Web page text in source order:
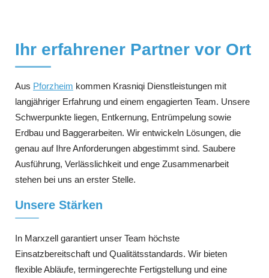
Ihr erfahrener Partner vor Ort
Aus Pforzheim kommen Krasniqi Dienstleistungen mit
langjähriger Erfahrung und einem engagierten Team. Unsere
Schwerpunkte liegen, Entkernung, Entrümpelung sowie
Erdbau und Baggerarbeiten. Wir entwickeln Lösungen, die
genau auf Ihre Anforderungen abgestimmt sind. Saubere
Ausführung, Verlässlichkeit und enge Zusammenarbeit
stehen bei uns an erster Stelle.
Unsere Stärken
In Marxzell garantiert unser Team höchste
Einsatzbereitschaft und Qualitätsstandards. Wir bieten
flexible Abläufe, termingerechte Fertigstellung und eine